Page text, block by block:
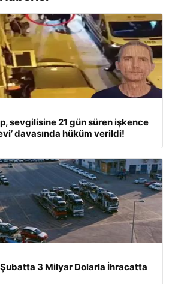
sevgilisine 21 gün süren işkence
davasında hüküm verildi!
3 Milyar Dolarla İhracatta